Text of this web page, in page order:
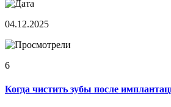
04.12.2025
6
Когда чистить зубы после